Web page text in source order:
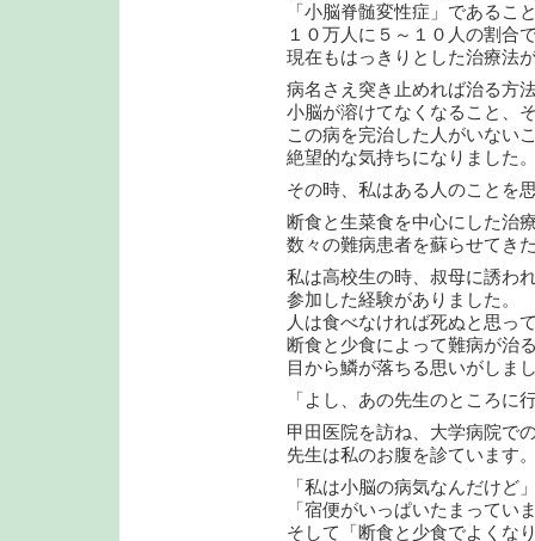
「小脳脊髄変性症」であるこ
１０万人に５～１０人の割合
現在もはっきりとした治療法
病名さえ突き止めれば治る方
小脳が溶けてなくなること、
この病を完治した人がいない
絶望的な気持ちになりました
その時、私はある人のことを
断食と生菜食を中心にした治
数々の難病患者を蘇らせてき
私は高校生の時、叔母に誘わ
参加した経験がありました。
人は食べなければ死ぬと思っ
断食と少食によって難病が治
目から鱗が落ちる思いがしま
「よし、あの先生のところに
甲田医院を訪ね、大学病院で
先生は私のお腹を診ています
「私は小脳の病気なんだけど
「宿便がいっぱいたまってい
そして「断食と少食でよくな